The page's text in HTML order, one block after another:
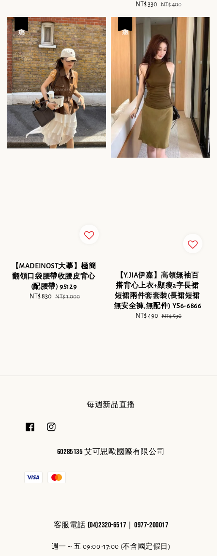
Sale
NT$ 330 Regular
NT$ 400
【MADEINOST大摹】極簡
翻領口袋腰帶收腰皮背心
(配腰帶) 95129
Sale
NT$ 830 Regular
NT$ 1,000
【Y.JIA伊嘉】高領無袖百
搭背心上衣+顯瘦a字長裙
短裙兩件套套裝(長裙短裙
無安全褲,無配件) YS6-6866
Sale
NT$ 490 Regular
NT$ 590
每週新品直播
60285135 艾可思歐國際有限公司
客服電話 (04)2320-6517｜0977-200017
週一～五 09:00-17:00 (不含國定假日)